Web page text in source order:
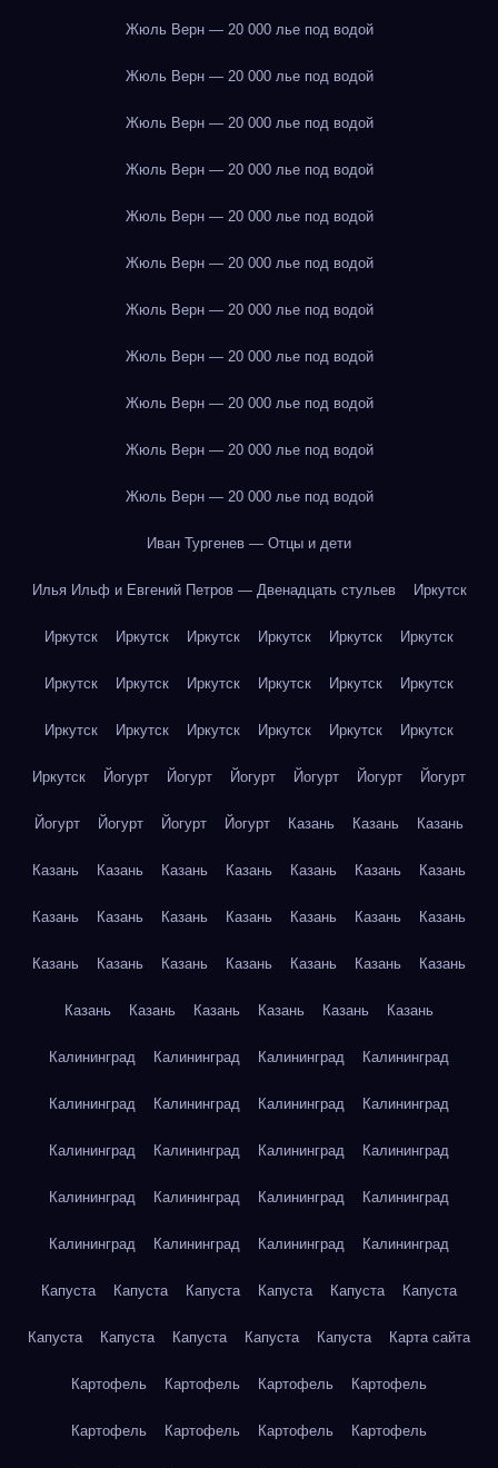
Жюль Верн — 20 000 лье под водой
Жюль Верн — 20 000 лье под водой
Жюль Верн — 20 000 лье под водой
Жюль Верн — 20 000 лье под водой
Жюль Верн — 20 000 лье под водой
Жюль Верн — 20 000 лье под водой
Жюль Верн — 20 000 лье под водой
Жюль Верн — 20 000 лье под водой
Жюль Верн — 20 000 лье под водой
Жюль Верн — 20 000 лье под водой
Жюль Верн — 20 000 лье под водой
Иван Тургенев — Отцы и дети
Илья Ильф и Евгений Петров — Двенадцать стульев Иркутск
Иркутск Иркутск Иркутск Иркутск Иркутск Иркутск
Иркутск Иркутск Иркутск Иркутск Иркутск Иркутск
Иркутск Иркутск Иркутск Иркутск Иркутск Иркутск
Иркутск Йогурт Йогурт Йогурт Йогурт Йогурт Йогурт
Йогурт Йогурт Йогурт Йогурт Казань Казань Казань
Казань Казань Казань Казань Казань Казань Казань
Казань Казань Казань Казань Казань Казань Казань
Казань Казань Казань Казань Казань Казань Казань
Казань Казань Казань Казань Казань Казань
Калининград Калининград Калининград Калининград
Калининград Калининград Калининград Калининград
Калининград Калининград Калининград Калининград
Калининград Калининград Калининград Калининград
Калининград Калининград Калининград Калининград
Капуста Капуста Капуста Капуста Капуста Капуста
Капуста Капуста Капуста Капуста Капуста Карта сайта
Картофель Картофель Картофель Картофель
Картофель Картофель Картофель Картофель